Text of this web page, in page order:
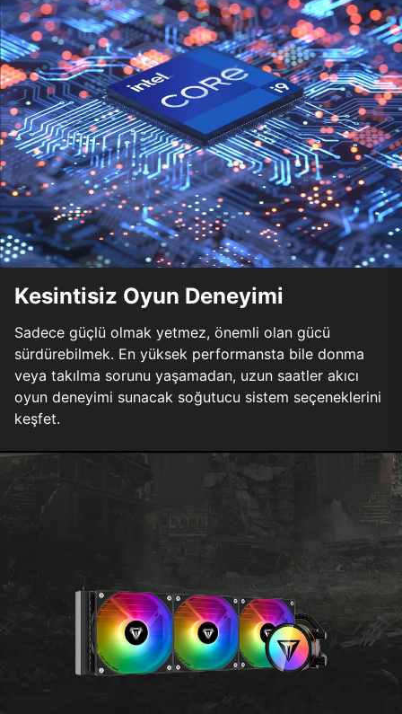
Kesintisiz Oyun Deneyimi
Sadece güçlü olmak yetmez, önemli olan gücü
sürdürebilmek. En yüksek performansta bile donma
veya takılma sorunu yaşamadan, uzun saatler akıcı
oyun deneyimi sunacak soğutucu sistem seçeneklerini
keşfet.